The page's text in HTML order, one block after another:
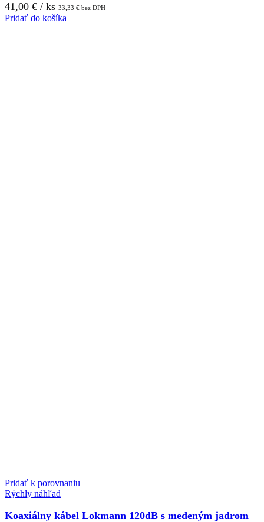
41,00 € / ks 33,33 € bez DPH
Pridať do košíka
Pridať k porovnaniu
Rýchly náhľad
Koaxiálny kábel Lokmann 120dB s medeným jadrom